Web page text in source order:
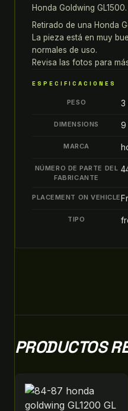
PIVOTE
DEL
EJE
DEL
DEL
44301-
quantity
Honda Goldwing GL1500.
Retirado de una Honda
La pieza está en muy
normales de uso.
Revisa las fotos para
ESPECIFICACIONES
PESO 3
DIMENSIONS 9
MARCA
NÚMERO DE PARTE DEL
FABRICANTE
PLACEMENT ON VEHICLE
TIPO
PRODUCTOS